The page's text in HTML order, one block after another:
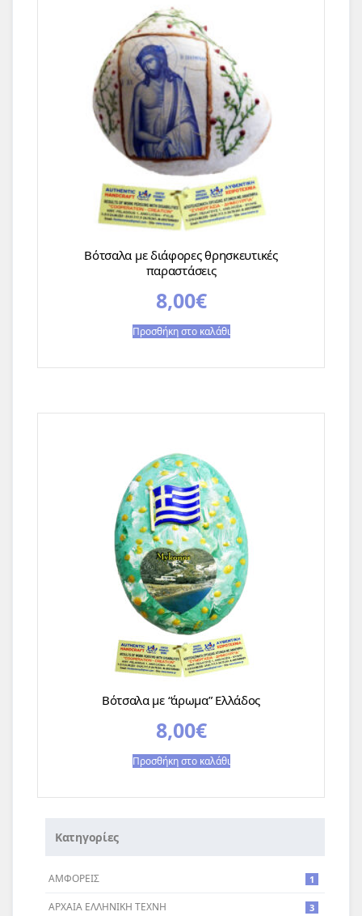
Βότσαλα με διάφορες θρησκευτικές
παραστάσεις
8,00€
Προσθήκη στο καλάθι
Βότσαλα με “άρωμα” Ελλάδος
8,00€
Προσθήκη στο καλάθι
Κατηγορίες
ΑΜΦΟΡΕΙΣ 1
ΑΡΧΑΙΑ ΕΛΛΗΝΙΚΗ ΤΕΧΝΗ 3